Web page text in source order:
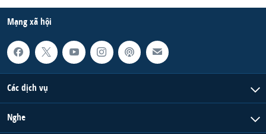
Mạng xã hội
Các dịch vụ
Nghe